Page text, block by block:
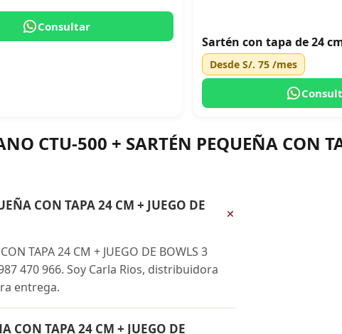
Consultar
Sartén con tapa de 24
DesdeS/. 75 /mes
CTU-500 + SARTÉN PEQUEÑA CON
CON TAPA 24 CM + JUEGO DE
+
TAPA 24 CM + JUEGO DE BOWLS 3
470 966. Soy Carla Rios, distribuidora
entrega.
CON TAPA 24 CM + JUEGO DE